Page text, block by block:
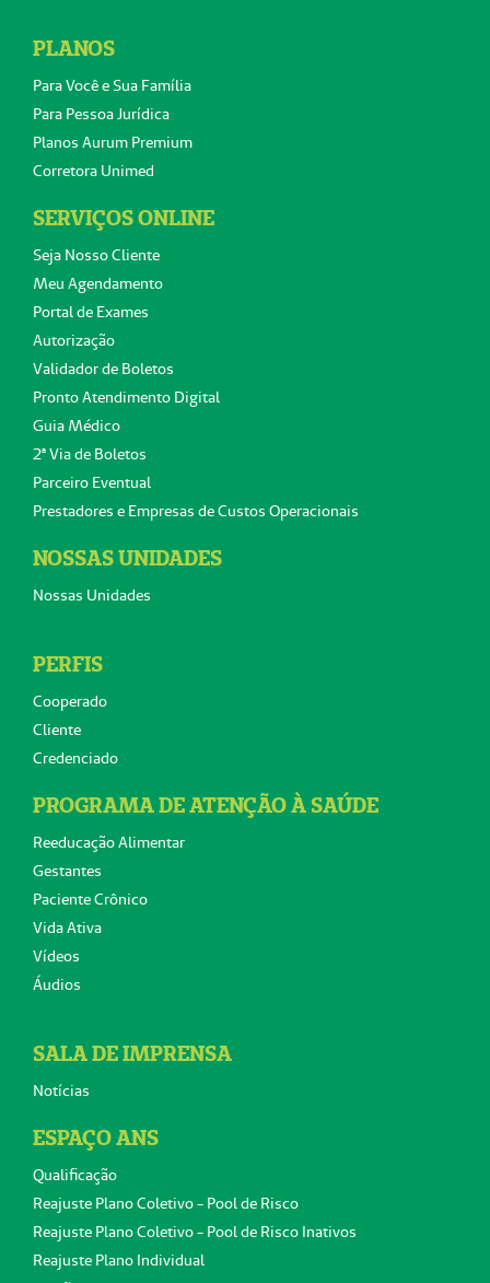
PLANOS
Para Você e Sua Família
Para Pessoa Jurídica
Planos Aurum Premium
Corretora Unimed
SERVIÇOS ONLINE
Seja Nosso Cliente
Meu Agendamento
Portal de Exames
Autorização
Validador de Boletos
Pronto Atendimento Digital
Guia Médico
2ª Via de Boletos
Parceiro Eventual
Prestadores e Empresas de Custos Operacionais
NOSSAS UNIDADES
Nossas Unidades
PERFIS
Cooperado
Cliente
Credenciado
PROGRAMA DE ATENÇÃO À SAÚDE
Reeducação Alimentar
Gestantes
Paciente Crônico
Vida Ativa
Vídeos
Áudios
SALA DE IMPRENSA
Notícias
ESPAÇO ANS
Qualificação
Reajuste Plano Coletivo - Pool de Risco
Reajuste Plano Coletivo - Pool de Risco Inativos
Reajuste Plano Individual